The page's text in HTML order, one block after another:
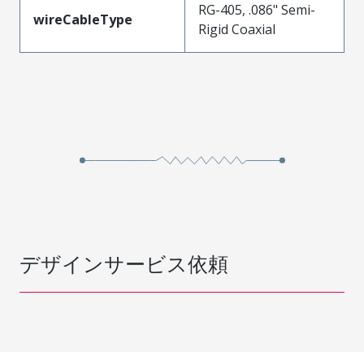
wireCableType
RG-405, .086" Semi-
Rigid Coaxial
デザインサービス依頼